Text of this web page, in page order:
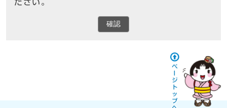
ださい。
確認